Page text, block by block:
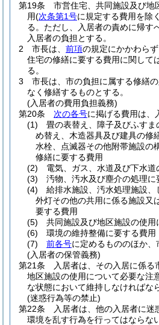
第19条
市営住宅、共同施設及び地
用(次条第1号に規定する費用を除
る。 ただし、入居者の責めに帰す
入居者の負担とする。
2
市長は、 前項の規定にかかわら
住宅の修繕に要する費用に関して
る。
3
市長は、市の負担に属する修繕
なく修繕するものとする。
(入居者の費用負担義務)
第20条
次の各号に掲げる費用は、
(1)
畳の表替え、障子及びふす
め替え、木造器具及び建具の修
水栓、点滅器その他附帯施設の
修繕に要する費用
(2)
電気、ガス、水道及び下水道
(3)
汚物、汚水及び塵介の処理に
(4)
給排水施設、汚水処理施設、
外灯その他の共用に係る施設又
要する費用
(5)
共同施設及び地区施設の使用
(6)
環境の維持整備に要する費用
(7)
前各号に定めるもののほか、
(入居者の保管義務)
第21条
入居者は、その入居に係る
地区施設の使用について必要な注
な状態において維持しなければな
(迷惑行為等の禁止)
第22条
入居者は、他の入居者に
環境を乱す行為を行ってはならな